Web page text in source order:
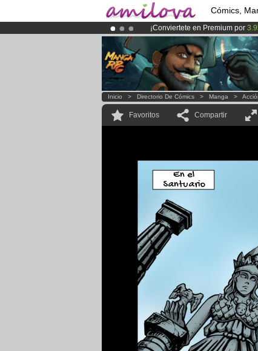
Cómics,
¡Conviertete en Premium por
¡Ya tenemos 134393miembros
El Kickstarter Amilova está
Inicio > Directorio De Cómics > Manga >
Favoritos Compartir
En el
Santuario